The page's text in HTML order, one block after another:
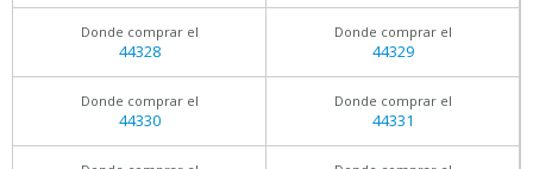
Donde comprar el
44328
Donde comprar el
44329
Donde comprar el
44330
Donde comprar el
44331